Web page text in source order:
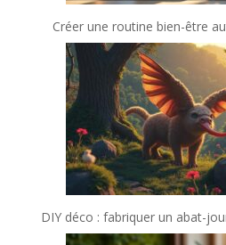
Créer une routine bien-être
DIY déco : fabriquer un abat-